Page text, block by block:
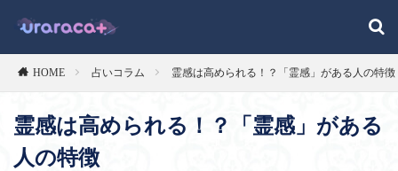
HOME 占いコラム 霊感は高められる！？「霊感」がある人の特徴
霊感は高められる！？「霊感」がある
人の特徴